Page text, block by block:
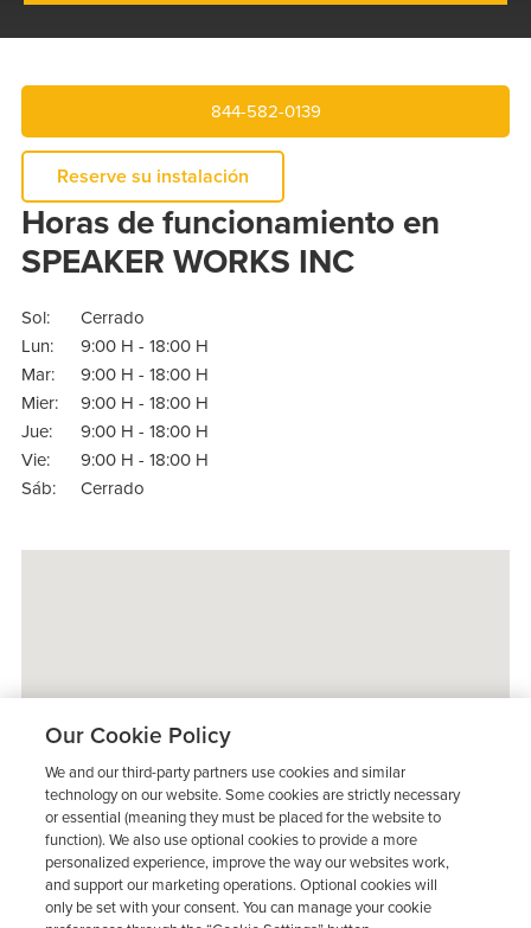
844-582-0139
Reserve su instalación
Horas de funcionamiento en
SPEAKER WORKS INC
Sol:
Cerrado
Lun:
9:00 H - 18:00 H
Mar:
9:00 H - 18:00 H
Mier:
9:00 H - 18:00 H
Jue:
9:00 H - 18:00 H
Vie:
9:00 H - 18:00 H
Sáb:
Cerrado
Our Cookie Policy
We and our third-party partners use cookies and similar
technology on our website. Some cookies are strictly necessary
or essential (meaning they must be placed for the website to
function). We also use optional cookies to provide a more
personalized experience, improve the way our websites work,
and support our marketing operations. Optional cookies will
only be set with your consent. You can manage your cookie